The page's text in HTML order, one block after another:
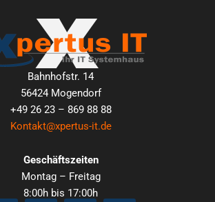
Bahnhofstr. 14
56424 Mogendorf
+49 26 23 – 869 88 88
Kontakt@xpertus-it.de
Geschäftszeiten
Montag – Freitag
8:00h bis 17:00h